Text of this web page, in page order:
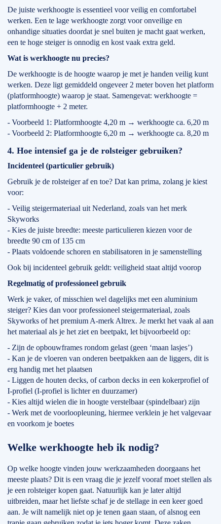
De juiste werkhoogte is essentieel voor veilig en comfortabel
werken. Een te lage werkhoogte zorgt voor onveilige en
onhandige situaties doordat je snel buiten je macht gaat werken,
een te hoge steiger is onnodig en kost vaak extra geld.
Wat is werkhoogte nu precies?
De werkhoogte is de hoogte waarop je met je handen veilig kunt
werken. Deze ligt gemiddeld ongeveer 2 meter boven het platform
(platformhoogte) waarop je staat. Samengevat: werkhoogte =
platformhoogte + 2 meter.
- Voorbeeld 1: Platformhoogte 4,20 m → werkhoogte ca. 6,20 m
- Voorbeeld 2: Platformhoogte 6,20 m → werkhoogte ca. 8,20 m
4. Hoe intensief ga je de rolsteiger gebruiken?
Incidenteel (particulier gebruik)
Gebruik je de rolsteiger af en toe? Dat kan prima, zolang je kiest
voor:
- Veilig steigermateriaal uit Nederland, zoals van het merk
Skyworks
- Kies de juiste breedte: meeste particulieren kiezen voor de
breedte 90 cm of 135 cm
- Plaats voldoende schoren en stabilisatoren in je samenstelling
Ook bij incidenteel gebruik geldt: veiligheid staat altijd voorop
Regelmatig of professioneel gebruik
Werk je vaker, of misschien wel dagelijks met een aluminium
steiger? Kies dan voor professioneel steigermateriaal, zoals
Skyworks of het premium A-merk Altrex. Je merkt het vaak al aan
het materiaal als je het ziet en beetpakt, let bijvoorbeeld op:
- Zijn de opbouwframes rondom gelast (geen ‘maan lasjes’)
- Kan je de vloeren van onderen beetpakken aan de liggers, dit is
erg handig met het plaatsen
- Liggen de houten decks, of carbon decks in een kokerprofiel of
I-profiel (I-profiel is lichter en duurzamer)
- Kies altijd wielen die in hoogte verstelbaar (spindelbaar) zijn
- Werk met de voorloopleuning, hiermee verklein je het valgevaar
en voorkom je boetes
Welke werkhoogte heb ik nodig?
Op welke hoogte vinden jouw werkzaamheden doorgaans het
meeste plaats? Dit is een vraag die je jezelf vooraf moet stellen als
je een rolsteiger kopen gaat. Natuurlijk kan je later altijd
uitbreiden, maar het liefste schaf je de stellage in een keer goed
aan. Je wilt namelijk niet op je tenen gaan staan, of alsnog een